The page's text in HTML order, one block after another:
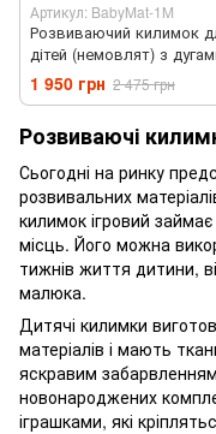
Артикул: BabyMat-1M
Розвиваючий килимок
дітей (немовлят) з
(BabyMat-1M)
1 950 грн 2 475 грн
Розвиваючі
Сьогодні на ринку
розвивальних
килимок ігровий
місць. Його можна
тижнів життя дитини,
малюка.
Дитячі килимки
матеріалів і мають
яскравим
новонароджених
іграшками, які